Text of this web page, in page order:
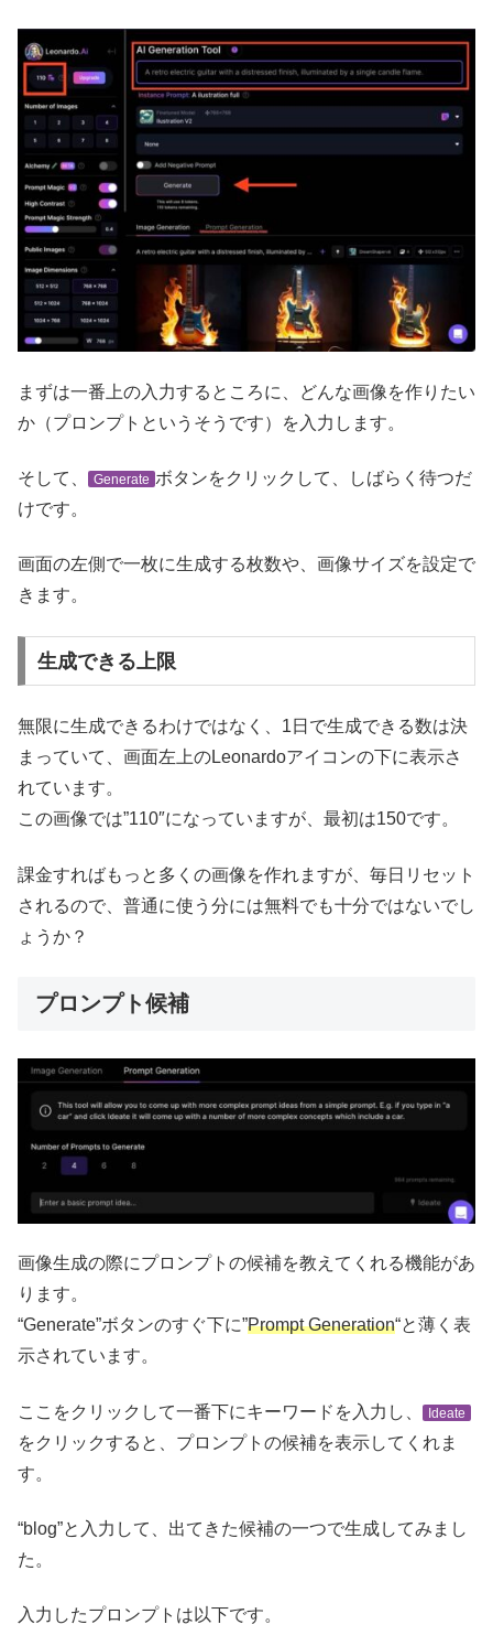
まずは一番上の入力するところに、どんな画像を作りたい
か（プロンプトというそうです）を入力します。
そして、 Generate ボタンをクリックして、しばらく待つだ
けです。
画面の左側で一枚に生成する枚数や、画像サイズを設定で
きます。
生成できる上限
無限に生成できるわけではなく、1日で生成できる数は決
まっていて、画面左上のLeonardoアイコンの下に表示さ
れています。
この画像では”110″になっていますが、最初は150です。
課金すればもっと多くの画像を作れますが、毎日リセット
されるので、普通に使う分には無料でも十分ではないでし
ょうか？
プロンプト候補
画像生成の際にプロンプトの候補を教えてくれる機能があ
ります。
“Generate”ボタンのすぐ下に”Prompt Generation“と薄く表
示されています。
ここをクリックして一番下にキーワードを入力し、 Ideate
をクリックすると、プロンプトの候補を表示してくれま
す。
“blog”と入力して、出てきた候補の一つで生成してみまし
た。
入力したプロンプトは以下です。